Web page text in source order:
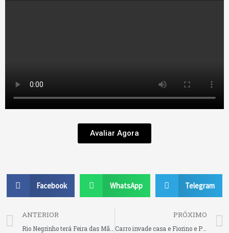
Avaliar Agora
Facebook WhatsApp Telegram
Prev
ANTERIOR
Rio Negrinho terá Feira das Mães nos dias 3, 4 e 5 de maio
PRÓXIMO
Carro invade casa e Fiorino e Parati colidem na entrada da Battistella